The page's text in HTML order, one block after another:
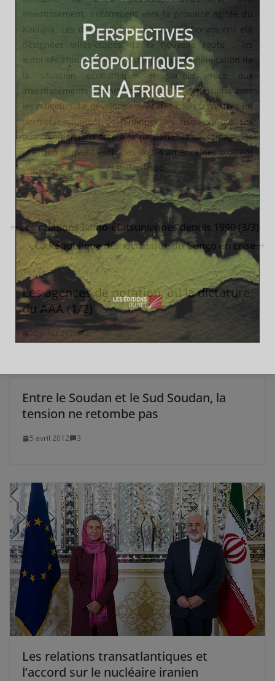
investissement, notamment vers la province agitée du
Xinjiang. Les deux villes d’Ürümqui et Khorgos ont été
désignées villes-étapes de la nouvelle route : les
autorités chinoises espèrent ainsi que l’amélioration de
la situation économique et sociale grâce aux
investissements permettra de calmer les tensions avec
les ouigours. Le développement des voies terrestres lui
permet également de diminuer les risques pour ses
flux commerciaux face à la piraterie, et de soulager la
pression pouvant venir des flottes américaines croisant
dans l’Océan Indien et le Pacifique.
Les relations latino-étatsuniennes depuis 1990 (3/3)
La République démocratique du Congo en crise
Les agences de notation, ou la dictature
du AAA (1/2)
30 juillet 2011 2
Entre le Soudan et le Sud Soudan, la
tension ne retombe pas
5 avril 2012 3
Les relations transatlantiques et
l’accord sur le nucléaire iranien